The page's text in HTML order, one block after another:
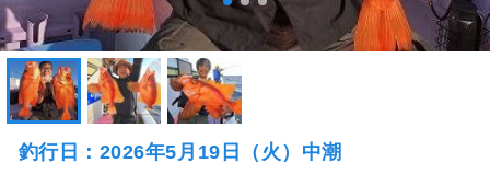
釣行日：2026年5月19日（火）中潮